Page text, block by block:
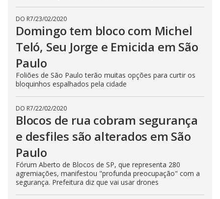
DO R7/23/02/2020
Domingo tem bloco com Michel
Teló, Seu Jorge e Emicida em São
Paulo
Foliões de São Paulo terão muitas opções para curtir os
bloquinhos espalhados pela cidade
DO R7/22/02/2020
Blocos de rua cobram segurança
e desfiles são alterados em São
Paulo
Fórum Aberto de Blocos de SP, que representa 280
agremiações, manifestou "profunda preocupação" com a
segurança. Prefeitura diz que vai usar drones